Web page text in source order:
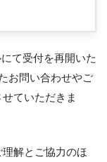
て受付を再開いた
お問い合わせやご
ていただきま
解とご協力のほ